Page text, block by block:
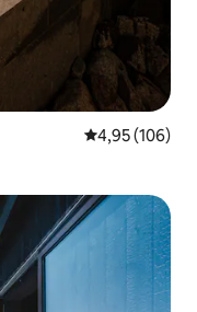
4,95 av 5 i
4,95 (106)